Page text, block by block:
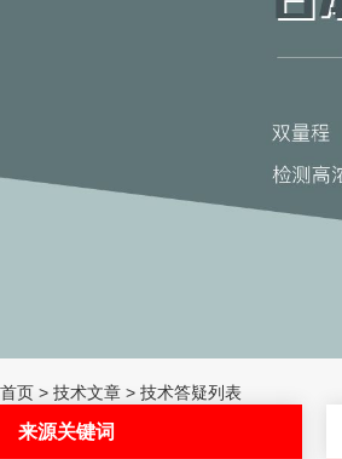
首页 > 技术文章 > 技术答疑列表
来源关键词